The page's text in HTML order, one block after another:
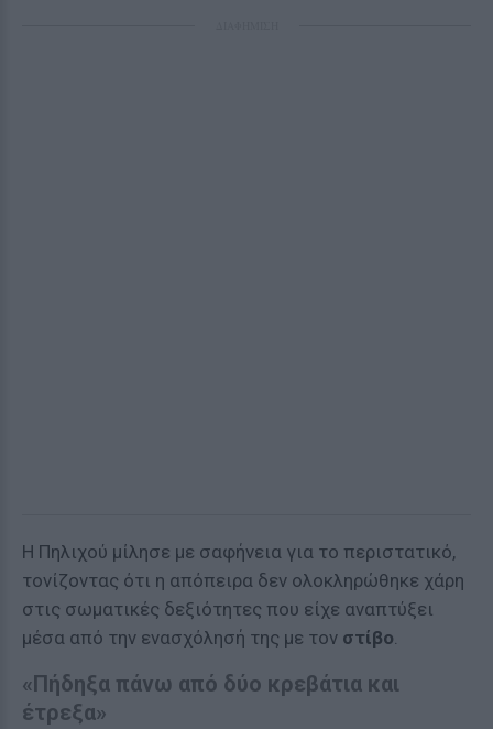
Η Πηλιχού μίλησε με σαφήνεια για το περιστατικό,
τονίζοντας ότι η απόπειρα δεν ολοκληρώθηκε χάρη
στις σωματικές δεξιότητες που είχε αναπτύξει
μέσα από την ενασχόλησή της με τον στίβο.
«Πήδηξα πάνω από δύο κρεβάτια και
έτρεξα»